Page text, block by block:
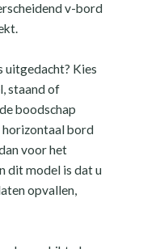
v-bord
uitgedacht? Kies
staand of
boodschap
horizontaal bord
voor het
dit model is dat u
opvallen,